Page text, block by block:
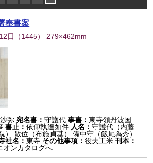
奉書案
日 （1445） 279×462mm
弥 宛名書：守護代 事書：東寺領丹波国
書止：依仰執達如件 人名：守護代（内藤
） 散位（布施貞基） 備中守（飯尾為秀）
社名：東寺 その他事項：役夫工米 刊本：
オンカタログへ...